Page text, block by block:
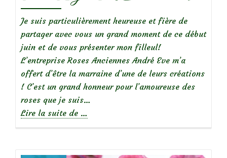
Je suis particulièrement heureuse et fière de
partager avec vous un grand moment de ce début
juin et de vous présenter mon filleul!
L’entreprise Roses Anciennes André Eve m’a
offert d’être la marraine d’une de leurs créations
! C’est un grand honneur pour l’amoureuse des
roses que je suis…
Lire la suite de à
…